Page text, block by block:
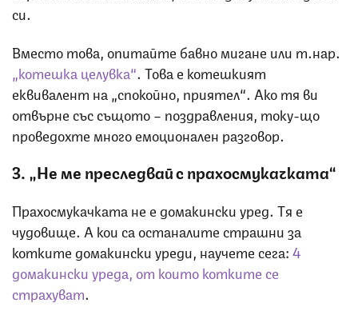
си.
Вместо това, опитайте бавно мигане или т.нар.
„котешка целувка“. Това е котешкият
еквивалент на „спокойно, приятел“. Ако тя ви
отвърне със същото – поздравления, току-що
проведохте много емоционален разговор.
3. „Не ме преследвай с прахосмукачката“
Прахосмукачката не е домакински уред. Тя е
чудовище. А кои са останалите страшни за
котките домакински уреди, научете сега:4
домакински уреда, от които котките се
страхуват.